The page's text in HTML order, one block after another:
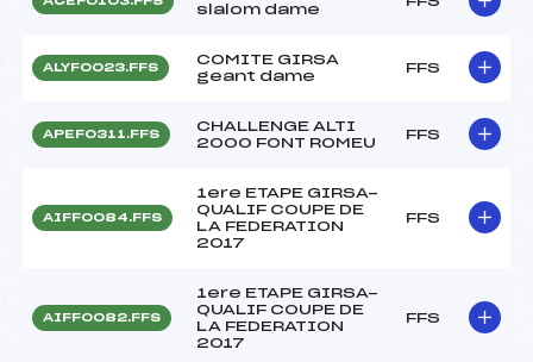
slalom dame
ALYF0023.FFS
COMITE GIRSA
geant dame
FFS
APEF0311.FFS
CHALLENGE ALTI
2000 FONT ROMEU
FFS
AIFF0084.FFS
1ere ETAPE GIRSA-
QUALIF COUPE DE
LA FEDERATION
2017
FFS
AIFF0082.FFS
1ere ETAPE GIRSA-
QUALIF COUPE DE
LA FEDERATION
2017
FFS